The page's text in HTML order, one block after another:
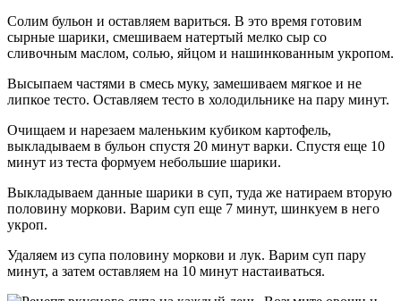
Солим бульон и оставляем вариться. В это время готовим
сырные шарики, смешиваем натертый мелко сыр со
сливочным маслом, солью, яйцом и нашинкованным укропом.
Высыпаем частями в смесь муку, замешиваем мягкое и не
липкое тесто. Оставляем тесто в холодильнике на пару минут.
Очищаем и нарезаем маленьким кубиком картофель,
выкладываем в бульон спустя 20 минут варки. Спустя еще 10
минут из теста формуем небольшие шарики.
Выкладываем данные шарики в суп, туда же натираем вторую
половину моркови. Варим суп еще 7 минут, шинкуем в него
укроп.
Удаляем из супа половину моркови и лук. Варим суп пару
минут, а затем оставляем на 10 минут настаиваться.